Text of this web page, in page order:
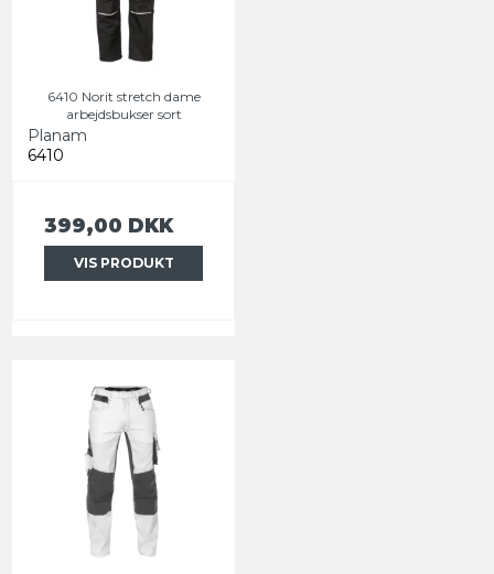
6410 Norit stretch dame
arbejdsbukser sort
Planam
6410
399,00 DKK
VIS PRODUKT